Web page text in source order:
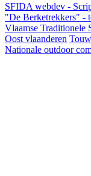
SFIDA webdev -
"De Berketrekkers" -
Vlaamse Traditionele
Oost vlaanderen
Nationale outdoor